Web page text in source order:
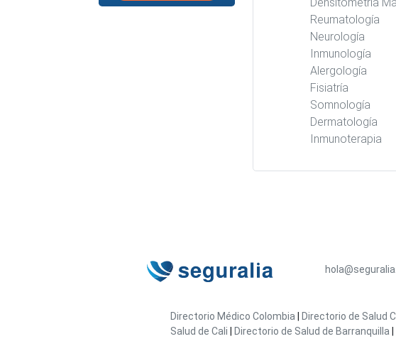
Reumatología
Neurología
Inmunología
Alergología
Fisiatría
Somnología
Dermatología
Inmunoterapia
Directorio Médico Colombia Directorio de Salud
Salud de Cali
Directorio de Salud de Barranquilla|